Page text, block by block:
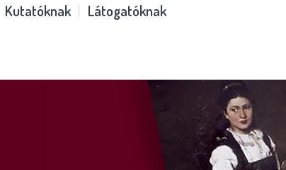
new
Kutatóknak Látogatóknak